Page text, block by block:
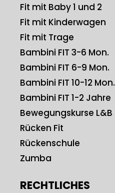
Fit mit Baby 1 und 2
Fit mit Kinderwagen
Fit mit Trage
Bambini FIT 3-6 Mon.
Bambini FIT 6-9 Mon.
Bambini FIT 10-12 Mon.
Bambini FIT 1-2 Jahre
Bewegungskurse L&B
Rücken Fit
Rückenschule
Zumba
RECHTLICHES